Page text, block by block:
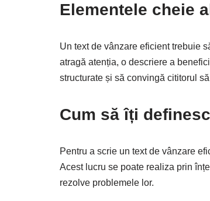
Elementele cheie
Un text de vânzare eficient trebuie
atragă atenția, o descriere a
structurate și să convingă cititorul
Cum să îți
Pentru a scrie un text de vânzare
Acest lucru se poate realiza prin
rezolve problemele lor.